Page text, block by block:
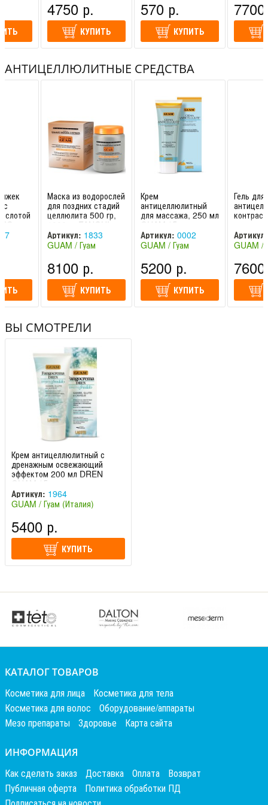
4750 р.
КУПИТЬ
570 р.
КУПИТЬ
АНТИЦЕЛЛЮЛИТНЫЕ СРЕДСТВА
с
Маска из водорослей
для поздних стадий
целлюлита 500 гр,
1000 гр FANGHI
D’ALGA GUAM /
Гуам
Артикул: 1833
GUAM / Гуам
8100 р.
КУПИТЬ
Крем
антицеллюлитный
для массажа, 250 мл
GUAM / Гуам
Артикул: 0002
GUAM / Гуам
5200 р.
КУПИТЬ
Гель для
GUAM /
Артикул:
GUAM /
ВЫ СМОТРЕЛИ
Крем антицеллюлитный с
дренажным освежающий
эффектом 200 мл DREN
GUAM / Гуам
Артикул: 1964
GUAM / Гуам (Италия)
5400 р.
КУПИТЬ
КАТАЛОГ ТОВАРОВ
Косметика для лица
Косметика для тела
Косметика для волос
Оборудование/аппараты
Мезо препараты
Здоровье Карта сайта
ИНФОРМАЦИЯ
Как сделать заказ Доставка Оплата
Возврат
Публичная оферта
Политика обработки ПД